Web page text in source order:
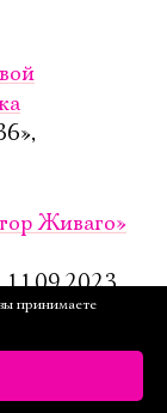
Живаго»
11.09.2023
принимаете